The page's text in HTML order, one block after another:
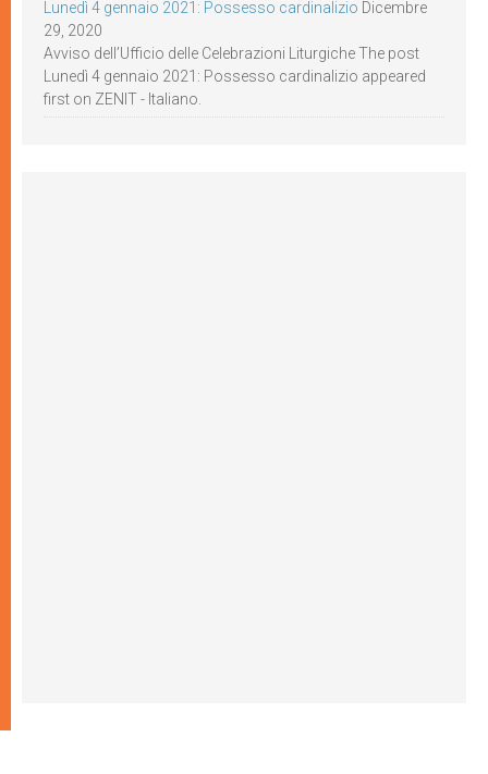
Lunedì 4 gennaio 2021: Possesso cardinalizio Dicembre
29, 2020
Avviso dell’Ufficio delle Celebrazioni Liturgiche The post
Lunedì 4 gennaio 2021: Possesso cardinalizio appeared
first on ZENIT - Italiano.